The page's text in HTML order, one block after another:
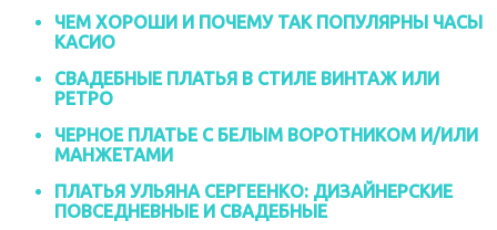
ЧЕМ ХОРОШИ И ПОЧЕМУ ТАК ПОПУЛЯРНЫ ЧАСЫ
КАСИО
СВАДЕБНЫЕ ПЛАТЬЯ В СТИЛЕ ВИНТАЖ ИЛИ
РЕТРО
ЧЕРНОЕ ПЛАТЬЕ С БЕЛЫМ ВОРОТНИКОМ И/ИЛИ
МАНЖЕТАМИ
ПЛАТЬЯ УЛЬЯНА СЕРГЕЕНКО: ДИЗАЙНЕРСКИЕ
ПОВСЕДНЕВНЫЕ И СВАДЕБНЫЕ